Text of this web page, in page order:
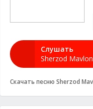
Слушать
Sherzod
Скачать песню Sherzod